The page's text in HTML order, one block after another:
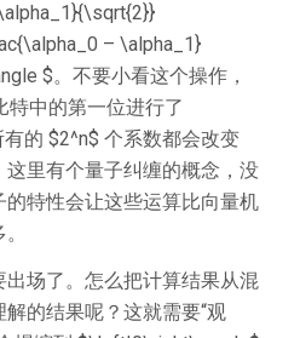
– \alpha_1}
$。不要小看这个操作，
特中的第一位进行了
的 $2^n$ 个系数都会改变
这里有个量子纠缠的概念，没
特性会让这些运算比向量机
场了。怎么把计算结果从混
的结果呢？这就需要“观